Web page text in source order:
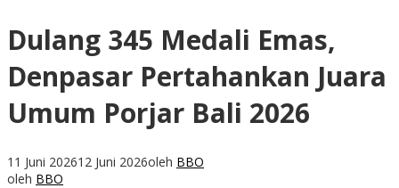
Dulang 345 Medali Emas,
Denpasar Pertahankan Juara
Umum Porjar Bali 2026
11 Juni 202612 Juni 2026oleh BBO
oleh BBO